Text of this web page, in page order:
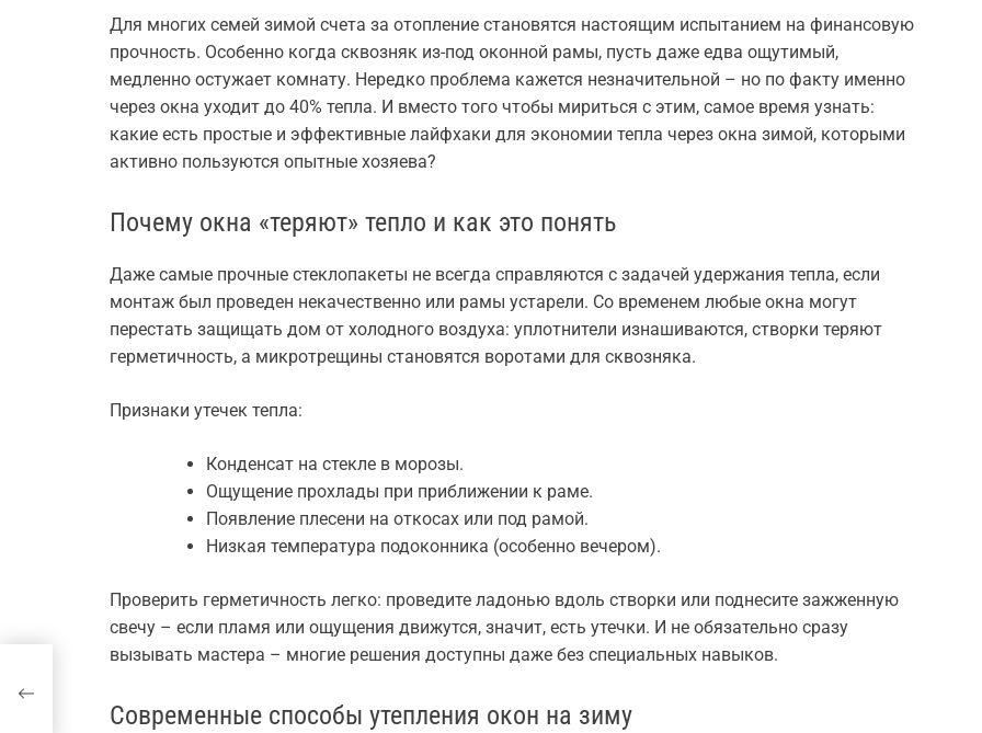
Для многих семей зимой счета за отопление становятся настоящим испытанием на финансовую
прочность. Особенно когда сквозняк из-под оконной рамы, пусть даже едва ощутимый,
медленно остужает комнату. Нередко проблема кажется незначительной – но по факту именно
через окна уходит до 40% тепла. И вместо того чтобы мириться с этим, самое время узнать:
какие есть простые и эффективные лайфхаки для экономии тепла через окна зимой, которыми
активно пользуются опытные хозяева?
Почему окна «теряют» тепло и как это понять
Даже самые прочные стеклопакеты не всегда справляются с задачей удержания тепла, если
монтаж был проведен некачественно или рамы устарели. Со временем любые окна могут
перестать защищать дом от холодного воздуха: уплотнители изнашиваются, створки теряют
герметичность, а микротрещины становятся воротами для сквозняка.
Признаки утечек тепла:
Конденсат на стекле в морозы.
Ощущение прохлады при приближении к раме.
Появление плесени на откосах или под рамой.
Низкая температура подоконника (особенно вечером).
Проверить герметичность легко: проведите ладонью вдоль створки или поднесите зажженную
свечу – если пламя или ощущения движутся, значит, есть утечки. И не обязательно сразу
вызывать мастера – многие решения доступны даже без специальных навыков.
Современные способы утепления окон на зиму